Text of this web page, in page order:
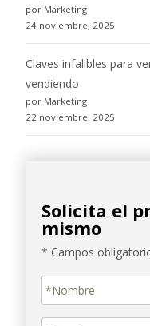
por Marketing
24 noviembre, 2025
Claves infalibles para
vendiendo
por Marketing
22 noviembre, 2025